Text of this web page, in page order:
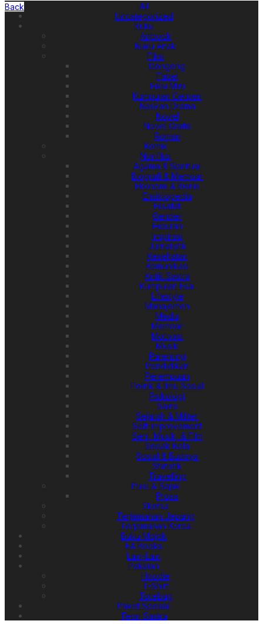
Back
All
Uncategorized
Buku
Artbook
Buku Anak
Fiksi
Dongeng
Fabel
Fiksi Mini
Kumpulan Cerpen
Naskah Drama
Novel
Novel Grafis
Roman
Komik
Nonfiksi
Agama & Spiritual
Biografi & Memoar
Ekonomi & Bisnis
Ensiklopedia
Filsafat
Gender
Hiburan
Inspirasi
Jurnalistik
Kesehatan
Komunikasi
Kritik Sastra
Kumpulan Esai
Lifestyle
Manajemen
Media
Memoar
Motivasi
Musik
Parenting
Pendidikan
Perempuan
Politik & Ilmu Sosial
Psikologi
Sains
Sejarah & Militer
Self-improvement
Seni, Musik, & Film
Sepak Bola
Sosial & Budaya
Statistik
Travelling
Puisi & Sajak
Prosa
Sketsa
Terjemahan Jepang
Terjemahan Korea
Buku Mojok
EA Books
Lain-Lain
Pakaian
Hoodie
T-Shirt
Totebag
Paket Spesial
Teori Sastra